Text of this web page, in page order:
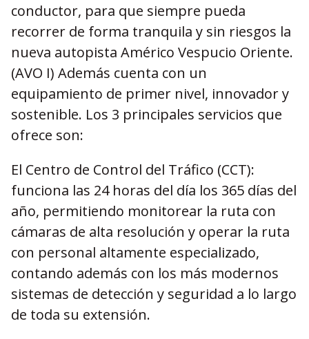
conductor, para que siempre pueda
recorrer de forma tranquila y sin riesgos la
nueva autopista Américo Vespucio Oriente.
(AVO I) Además cuenta con un
equipamiento de primer nivel, innovador y
sostenible. Los 3 principales servicios que
ofrece son:
El Centro de Control del Tráfico (CCT):
funciona las 24 horas del día los 365 días del
año, permitiendo monitorear la ruta con
cámaras de alta resolución y operar la ruta
con personal altamente especializado,
contando además con los más modernos
sistemas de detección y seguridad a lo largo
de toda su extensión.